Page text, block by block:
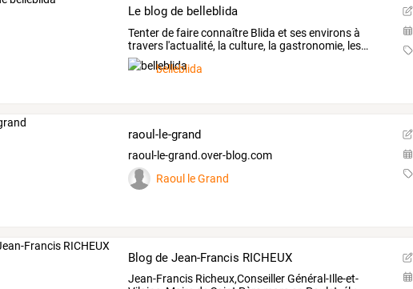
Le blog de belleblida
Tenterdefaireconnaître Blida et sesenvironsà
travers l'actualité, la culture, la gastronomie, les…
belleblida
raoul-le-grand
raoul-le-grand.over-blog.com
Raoul le Grand
Blog de Jean-Francis RICHEUX
Jean-Francis Richeux,ConseillerGénéral-Ille-et-